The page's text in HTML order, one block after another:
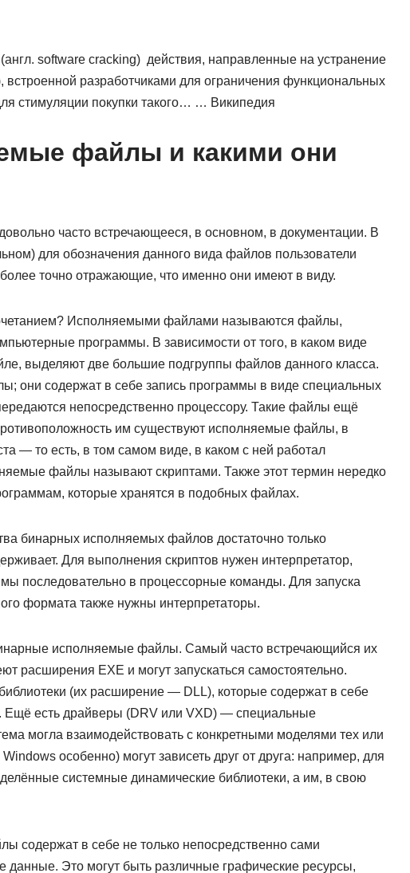
software cracking) действия, направленные на устранение
разработчиками для ограничения функциональных
стимуляции покупки такого… … Википедия
файлы и какими они
часто встречающееся, в основном, в документации. В
для обозначения данного вида файлов пользователи
точно отражающие, что именно они имеют в виду.
Исполняемыми файлами называются файлы,
программы. В зависимости от того, в каком виде
выделяют две большие подгруппы файлов данного класса.
они содержат в себе запись программы в виде специальных
непосредственно процессору. Такие файлы ещё
им существуют исполняемые файлы, в
— то есть, в том самом виде, в каком с ней работал
файлы называют скриптами. Также этот термин нередко
которые хранятся в подобных файлах.
бинарных исполняемых файлов достаточно только
Для выполнения скриптов нужен интерпретатор,
последовательно в процессорные команды. Для запуска
формата также нужны интерпретаторы.
исполняемые файлы. Самый часто встречающийся их
расширения EXE и могут запускаться самостоятельно.
(их расширение — DLL), которые содержат в себе
есть драйверы (DRV или VXD) — специальные
могла взаимодействовать с конкретными моделями тех или
особенно) могут зависеть друг от друга: например, для
системные динамические библиотеки, а им, в свою
содержат в себе не только непосредственно сами
Это могут быть различные графические ресурсы,